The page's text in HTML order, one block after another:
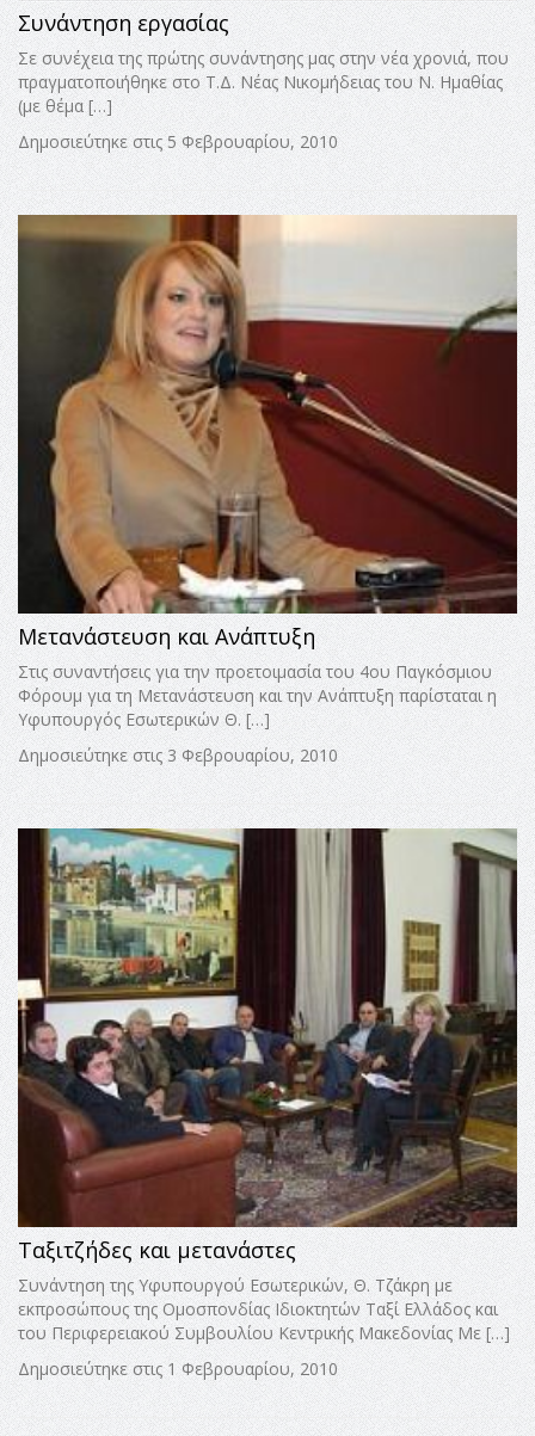
Συνάντηση εργασίας
Σε συνέχεια της πρώτης συνάντησης μας στην νέα χρονιά, που
πραγματοποιήθηκε στο Τ.Δ. Νέας Νικομήδειας του Ν. Ημαθίας
(με θέμα […]
Δημοσιεύτηκε στις 5 Φεβρουαρίου, 2010
Μετανάστευση και Ανάπτυξη
Στις συναντήσεις για την προετοιμασία του 4ου Παγκόσμιου
Φόρουμ για τη Μετανάστευση και την Ανάπτυξη παρίσταται η
Υφυπουργός Εσωτερικών Θ. […]
Δημοσιεύτηκε στις 3 Φεβρουαρίου, 2010
Ταξιτζήδες και μετανάστες
Συνάντηση της Υφυπουργού Εσωτερικών, Θ. Τζάκρη με
εκπροσώπους της Ομοσπονδίας Ιδιοκτητών Ταξί Ελλάδος και
του Περιφερειακού Συμβουλίου Κεντρικής Μακεδονίας Με […]
Δημοσιεύτηκε στις 1 Φεβρουαρίου, 2010